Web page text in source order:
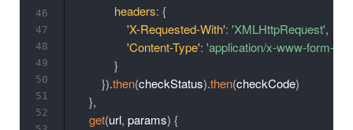
headers: {
'X-Requested-With': 'XMLHttpRequest',
'Content-Type': 'application/x-www-form-
}
}).then(checkStatus).then(checkCode)
},
get(url, params) {
46
47
48
49
50
51
52